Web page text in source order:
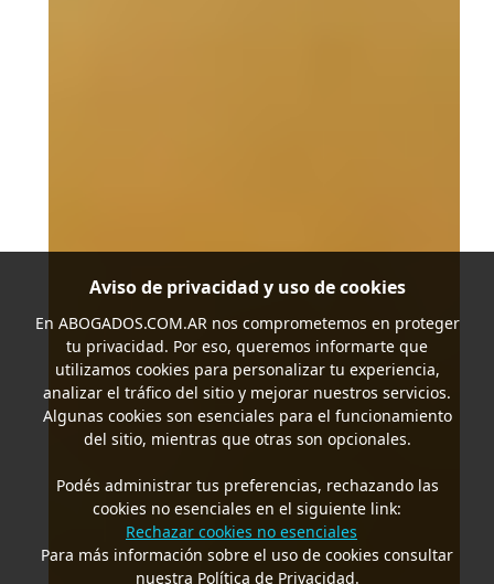
Aviso de privacidad y uso de cookies
En ABOGADOS.COM.ARnos comprometemos en proteger
tu privacidad. Por eso, queremos informarte que
utilizamos cookies para personalizar tu experiencia,
analizar el tráfico del sitio y mejorar nuestros servicios.
Algunas cookies son esenciales para el funcionamiento
del sitio, mientras que otras son opcionales.
Podés administrar tus preferencias, rechazando las
cookies no esenciales en el siguiente link:
Rechazar cookies no esenciales
Para más información sobre el uso de cookies consultar
nuestra Política de Privacidad.